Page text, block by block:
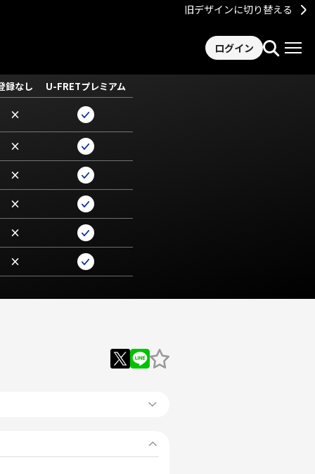
旧デザインに切り替える
ログイン
録なし U-FRETプレミアム
×
×
×
×
×
×